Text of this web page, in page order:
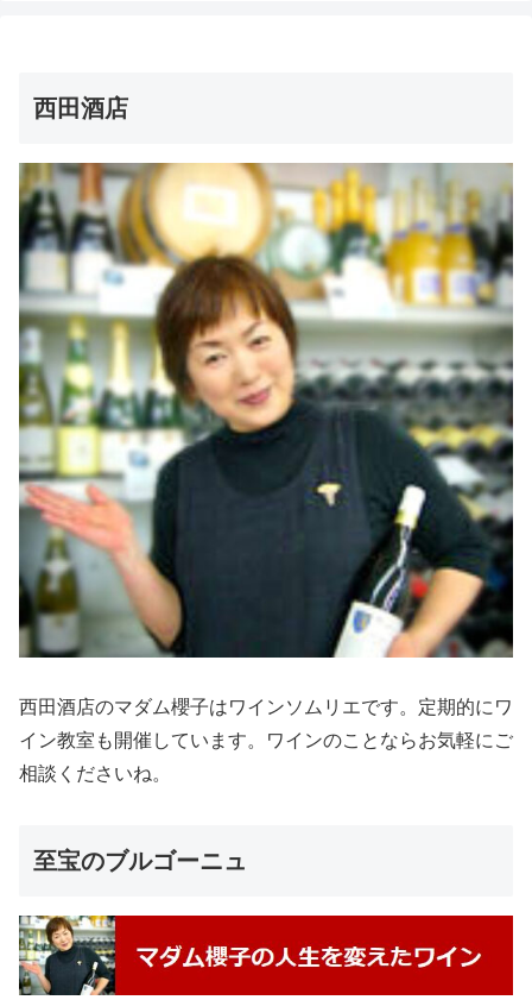
西田酒店
西田酒店のマダム櫻子はワインソムリエです。定期的にワ
イン教室も開催しています。ワインのことならお気軽にご
相談くださいね。
至宝のブルゴーニュ